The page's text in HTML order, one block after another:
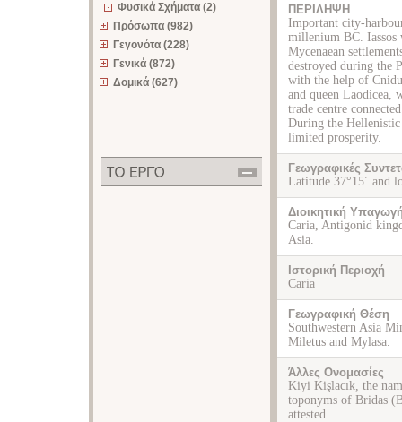
Φυσικά Σχήματα (2)
Πρόσωπα (982)
Γεγονότα (228)
Γενικά (872)
Δομικά (627)
ΠΕΡΙΛΗΨΗ
Important city-
millenium BC. Iassos
Mycenaean
destroyed during the
with the help of
and queen Laodicea,
trade centre
During the Hellenistic
limited prosperity.
Γεωγραφικές
Latitude 37°15´ and
Διοικητική
Caria, Antigonid
Asia.
Ιστορική Περιοχή
Caria
Γεωγραφική Θέση
Southwestern Asia
Miletus and Mylasa.
Άλλες Ονομασίες
Kiyi Kişlacık, the
toponyms of Bridas
attested.